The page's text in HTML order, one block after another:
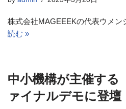
株式会社MAGEEEKの代表ウメ
読む »
中小機構が主催する
ァイナルデモに登壇